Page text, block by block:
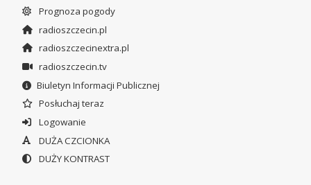
Prognoza pogody
radioszczecin.pl
radioszczecinextra.pl
radioszczecin.tv
Biuletyn Informacji Publicznej
Posłuchaj teraz
Logowanie
DUŻA CZCIONKA
DUŻY KONTRAST